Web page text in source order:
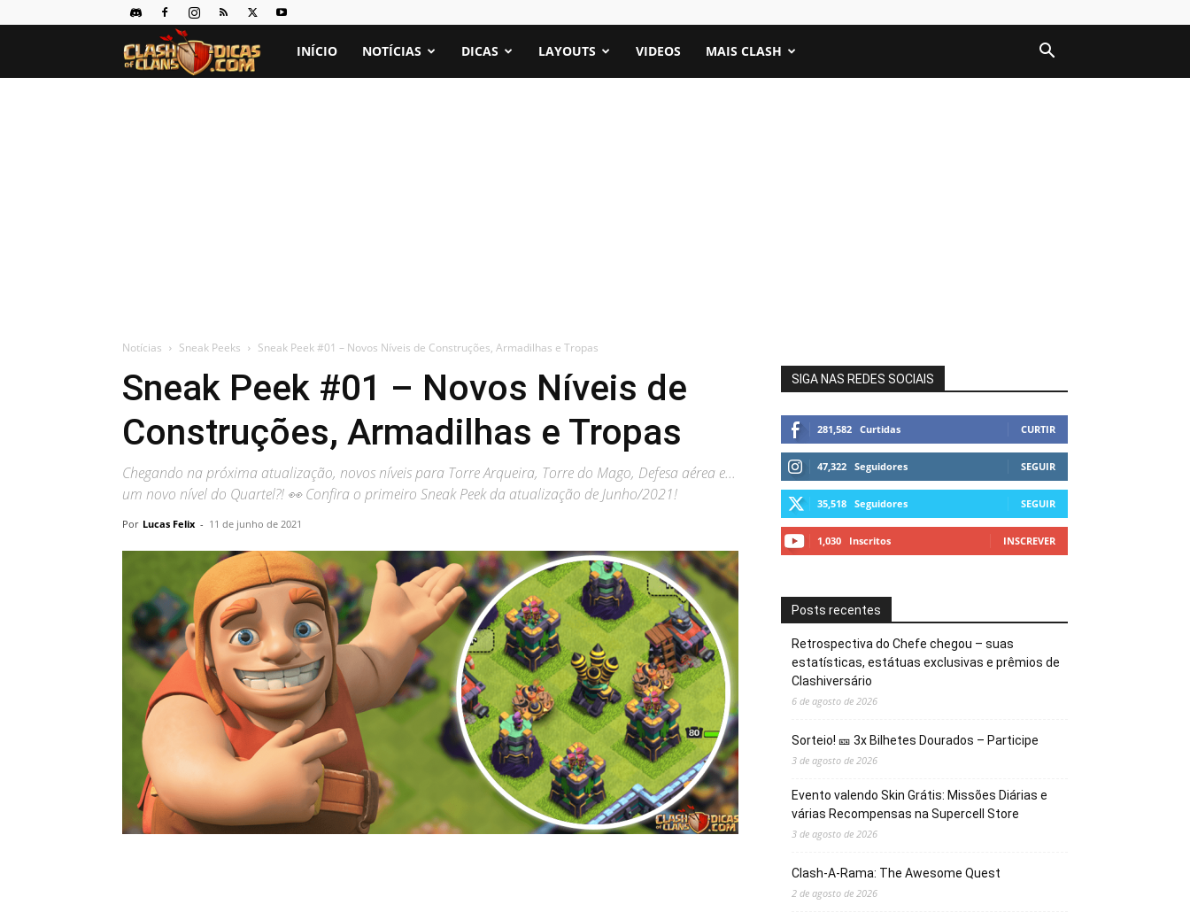
Clash
INÍCIO NOTÍCIAS DICAS LAYOUTS VIDEOS MAIS CLASH
Notícias Sneak Peeks Sneak Peek #01 – Novos Níveis de Construções, Armadilhas e Tropas
Sneak Peek #01 – Novos Níveis de
Construções, Armadilhas e Tropas
Chegando na próxima atualização, novos níveis para Torre Arqueira, Torre do Mago, Defesa aérea e...
um novo nível do Quartel?! 👀 Confira o primeiro Sneak Peek da atualização de Junho/2021!
Por Lucas Felix - 11 de junho de 2021
SIGA NAS REDES SOCIAIS
281,582 Curtidas CURTIR
47,322 Seguidores SEGUIR
35,518 Seguidores SEGUIR
1,030 Inscritos INSCREVER
Posts recentes
Retrospectiva do Chefe chegou – suas
estatísticas, estátuas exclusivas e prêmios de
Clashiversário
6 de agosto de 2026
Sorteio! 🎫 3x Bilhetes Dourados – Participe
3 de agosto de 2026
Evento valendo Skin Grátis: Missões Diárias e
várias Recompensas na Supercell Store
3 de agosto de 2026
Clash-A-Rama: The Awesome Quest
2 de agosto de 2026